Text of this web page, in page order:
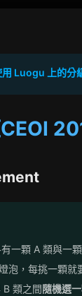
Luogu 上的分
一顆 A 類與一
泡，每挑一顆就
B 類之間隨機選